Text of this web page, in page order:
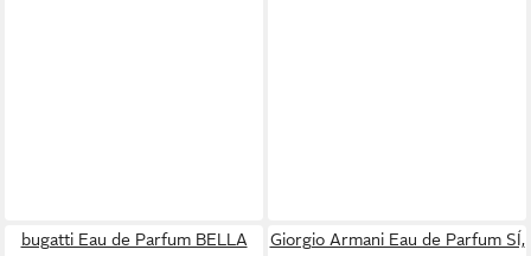
bugatti Eau de Parfum BELLA
Giorgio Armani Eau de Parfum SÍ,